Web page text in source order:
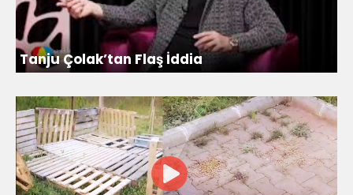
Tanju Çolak’tan Flaş İddia